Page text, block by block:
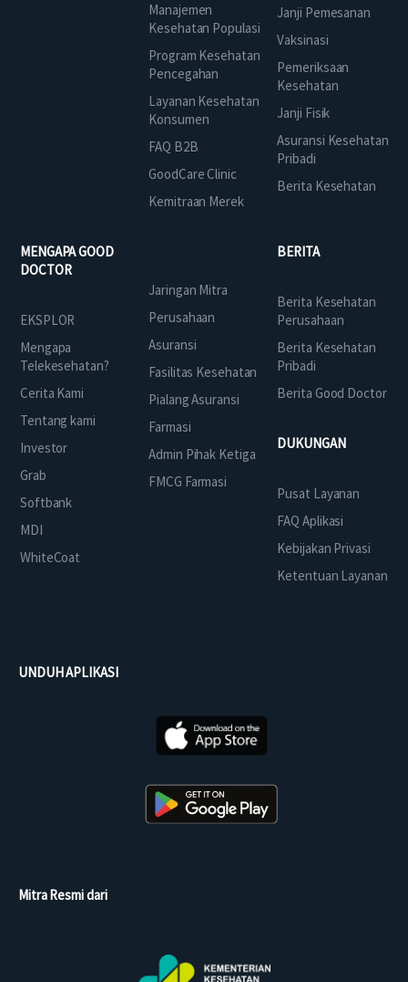
Manajemen
Kesehatan Populasi
Program Kesehatan
Pencegahan
Layanan Kesehatan
Konsumen
FAQ B2B
GoodCare Clinic
Kemitraan Merek
Janji Pemesanan
Vaksinasi
Pemeriksaan
Kesehatan
Janji Fisik
Asuransi Kesehatan
Pribadi
Berita Kesehatan
MENGAPA GOOD
DOCTOR
EKSPLOR
Mengapa
Telekesehatan?
Cerita Kami
Tentang kami
Investor
Grab
Softbank
MDI
WhiteCoat
Jaringan Mitra
Perusahaan
Asuransi
Fasilitas Kesehatan
Pialang Asuransi
Farmasi
Admin Pihak Ketiga
FMCG Farmasi
BERITA
Berita Kesehatan
Perusahaan
Berita Kesehatan
Pribadi
Berita Good Doctor
DUKUNGAN
Pusat Layanan
FAQ Aplikasi
Kebijakan Privasi
Ketentuan Layanan
UNDUH APLIKASI
Mitra Resmi dari